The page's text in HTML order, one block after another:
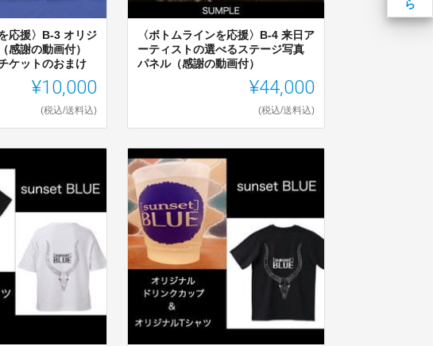
応援〉B-3 オリジ
感謝の動画付）
ケットのおまけ
¥10,000
(税込/送料込)
〈ボトムラインを応援〉B-4 来日ア
ーティストの選べるステージ写真
パネル（感謝の動画付）
¥44,000
(税込/送料込)
ら